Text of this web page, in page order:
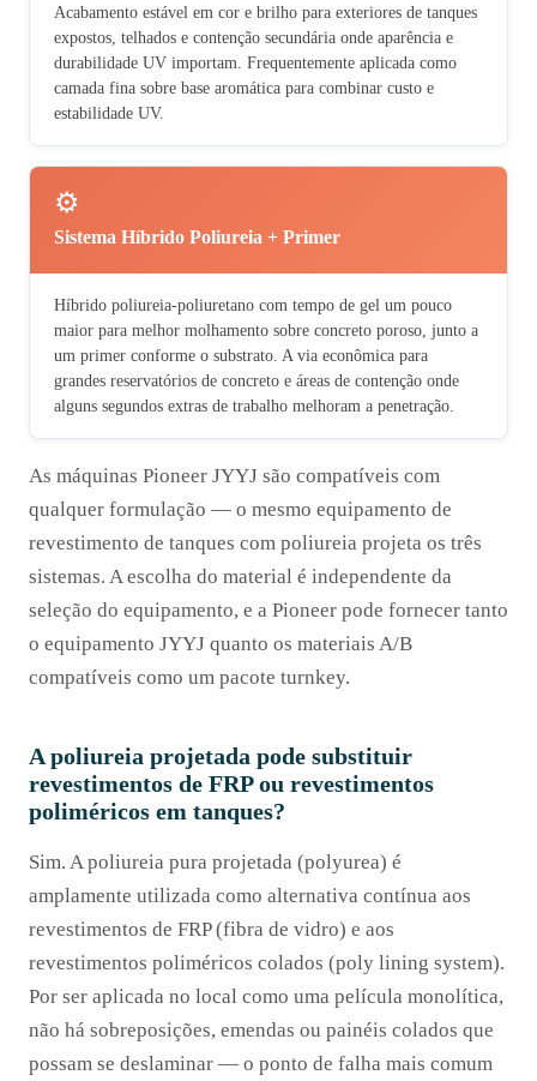
Acabamento estável em cor e brilho para exteriores de tanques
expostos, telhados e contenção secundária onde aparência e
durabilidade UV importam. Frequentemente aplicada como
camada fina sobre base aromática para combinar custo e
estabilidade UV.
⚙️
Sistema Híbrido Poliureia + Primer
Híbrido poliureia-poliuretano com tempo de gel um pouco
maior para melhor molhamento sobre concreto poroso, junto a
um primer conforme o substrato. A via econômica para
grandes reservatórios de concreto e áreas de contenção onde
alguns segundos extras de trabalho melhoram a penetração.
As máquinas Pioneer JYYJ são compatíveis com
qualquer formulação — o mesmo equipamento de
revestimento de tanques com poliureia projeta os três
sistemas. A escolha do material é independente da
seleção do equipamento, e a Pioneer pode fornecer tanto
o equipamento JYYJ quanto os materiais A/B
compatíveis como um pacote turnkey.
A poliureia projetada pode substituir
revestimentos de FRP ou revestimentos
poliméricos em tanques?
Sim. A poliureia pura projetada (polyurea) é
amplamente utilizada como alternativa contínua aos
revestimentos de FRP (fibra de vidro) e aos
revestimentos poliméricos colados (poly lining system).
Por ser aplicada no local como uma película monolítica,
não há sobreposições, emendas ou painéis colados que
possam se deslaminar — o ponto de falha mais comum